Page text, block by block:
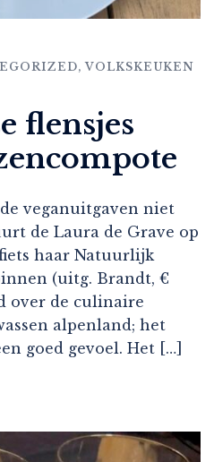
,VOLKSKEUKEN
flensjes
veganuitgaven niet
de Laura de Grave op
haar Natuurlijk
(uitg. Brandt, €
over de culinaire
alpenland; het
goed gevoel. Het […]